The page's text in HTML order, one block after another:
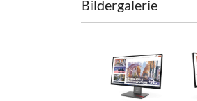
Bildergalerie